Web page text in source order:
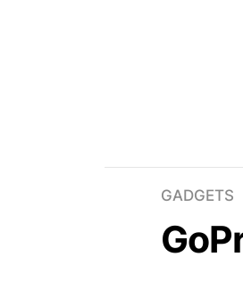
GADGETS